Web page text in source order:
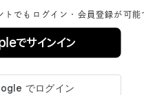
トでもログイン・会員登録が可能
でサインイン